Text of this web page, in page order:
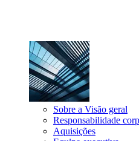
Sobre a Visão geral
Responsabilidade
Aquisições